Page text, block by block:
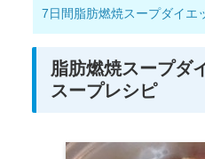
7日間脂肪燃焼スープダイエ
脂肪燃焼スープダ
スープレシピ